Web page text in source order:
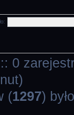
:: 0
(1297)